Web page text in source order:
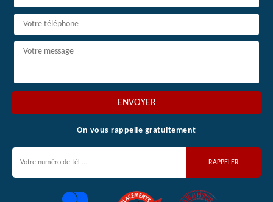
On vous rappelle gratuitement